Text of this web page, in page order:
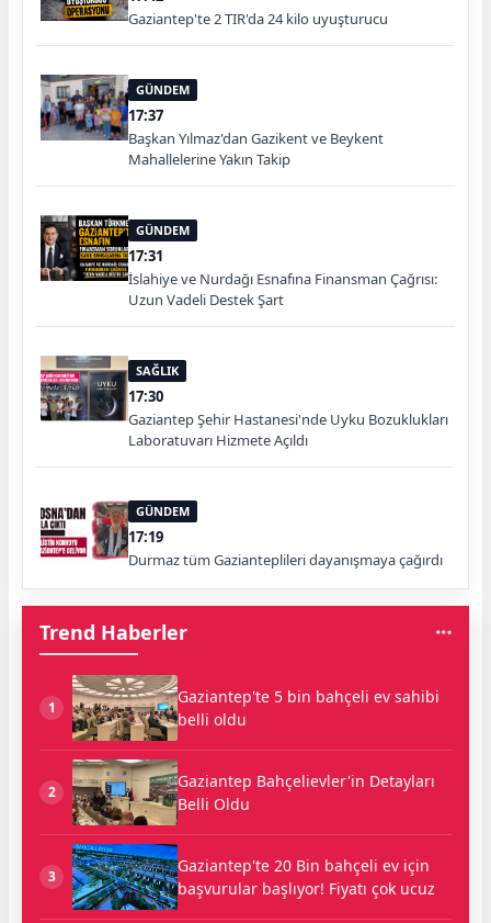
Gaziantep'te 2 TIR'da 24 kilo uyuşturucu
GÜNDEM
17:37
Başkan Yılmaz'dan Gazikent ve Beykent
Mahallelerine Yakın Takip
GÜNDEM
17:31
İslahiye ve Nurdağı Esnafına Finansman Çağrısı:
Uzun Vadeli Destek Şart
SAĞLIK
17:30
Gaziantep Şehir Hastanesi'nde Uyku Bozuklukları
Laboratuvarı Hizmete Açıldı
GÜNDEM
17:19
Durmaz tüm Gazianteplileri dayanışmaya çağırdı
Trend Haberler
1
Gaziantep'te 5 bin bahçeli ev sahibi
belli oldu
2
Gaziantep Bahçelievler'in Detayları
Belli Oldu
3
Gaziantep'te 20 Bin bahçeli ev için
başvurular başlıyor! Fiyatı çok ucuz